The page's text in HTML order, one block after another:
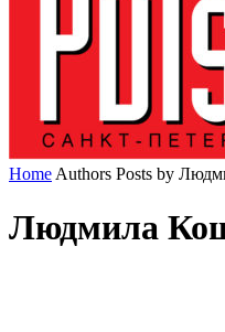
Home Authors Posts by
Людмила